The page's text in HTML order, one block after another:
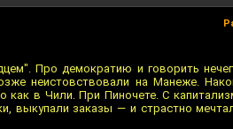
Про демократию и говорить
неистовствовали на Манеже.
в Чили. При Пиночете. С
выкупали заказы — и страстно